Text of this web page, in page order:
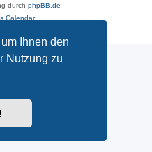
Ihnen den
Nutzung zu
durch phpBB.de
Calendar